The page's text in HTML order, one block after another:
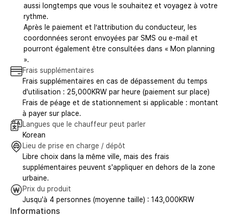
aussi longtemps que vous le souhaitez et voyagez à votre
rythme.
Après le paiement et l’attribution du conducteur, les
coordonnées seront envoyées par SMS ou e-mail et
pourront également être consultées dans « Mon planning
».
Frais supplémentaires
Frais supplémentaires en cas de dépassement du temps
d'utilisation : 25,000KRW par heure (paiement sur place)
Frais de péage et de stationnement si applicable : montant
à payer sur place.
Langues que le chauffeur peut parler
Korean
Lieu de prise en charge / dépôt
Libre choix dans la même ville, mais des frais
supplémentaires peuvent s'appliquer en dehors de la zone
urbaine.
Prix du produit
Jusqu'à 4 personnes (moyenne taille) : 143,000KRW
Informations